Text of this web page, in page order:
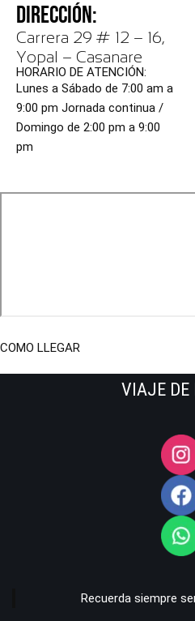
DIRECCIÓN:
Carrera 29 # 12 – 16,
Yopal – Casanare
HORARIO DE ATENCIÓN:
Lunes a Sábado de 7:00 am a
9:00 pm Jornada continua /
Domingo de 2:00 pm a 9:00
pm
COMO LLEGAR
VIAJE DE
Recuerda siempre